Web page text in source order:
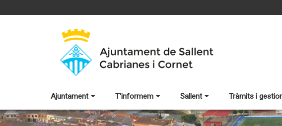
Ajuntament T'informem Sallent Tràmits i